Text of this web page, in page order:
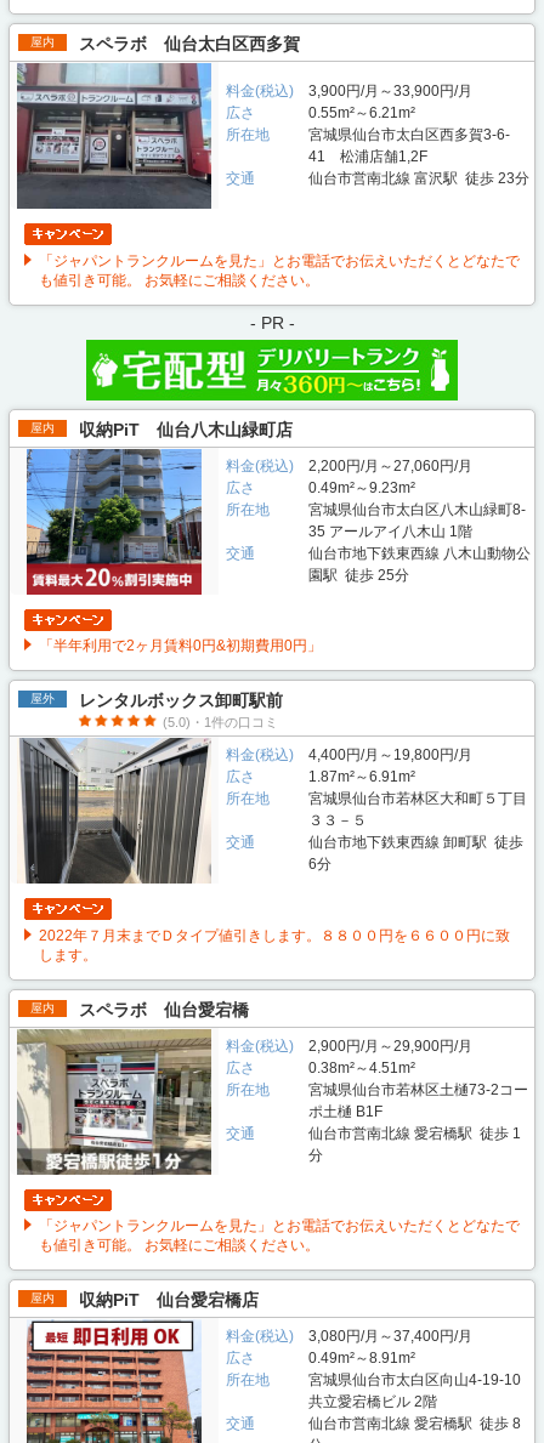
屋内 スペラボ 仙台太白区西多賀
料金(税込)
3,900円/月～33,900円/月
広さ
0.55m²～6.21m²
所在地
宮城県仙台市太白区西多賀3-6-
41 松浦店舗1,2F
交通
仙台市営南北線 富沢駅 徒歩 23分
「ジャパントランクルームを見た」とお電話でお伝えいただくとどなたで
も値引き可能。 お気軽にご相談ください。
- PR -
屋内 収納PiT 仙台八木山緑町店
料金(税込)
2,200円/月～27,060円/月
広さ
0.49m²～9.23m²
所在地
宮城県仙台市太白区八木山緑町8-
35 アールアイ八木山 1階
交通
仙台市地下鉄東西線 八木山動物公
園駅 徒歩 25分
「半年利用で2ヶ月賃料0円&初期費用0円」
屋外 レンタルボックス卸町駅前
(5.0)・1件の口コミ
料金(税込)
4,400円/月～19,800円/月
広さ
1.87m²～6.91m²
所在地
宮城県仙台市若林区大和町５丁目
３３－５
交通
仙台市地下鉄東西線 卸町駅 徒歩
6分
2022年７月末までＤタイプ値引きします。８８００円を６６００円に致
します。
屋内 スペラボ 仙台愛宕橋
料金(税込)
2,900円/月～29,900円/月
広さ
0.38m²～4.51m²
所在地
宮城県仙台市若林区土樋73-2コー
ポ土樋 B1F
交通
仙台市営南北線 愛宕橋駅 徒歩 1
分
「ジャパントランクルームを見た」とお電話でお伝えいただくとどなたで
も値引き可能。 お気軽にご相談ください。
屋内 収納PiT 仙台愛宕橋店
料金(税込)
3,080円/月～37,400円/月
広さ
0.49m²～8.91m²
所在地
宮城県仙台市太白区向山4-19-10
共立愛宕橋ビル 2階
交通
仙台市営南北線 愛宕橋駅 徒歩 8